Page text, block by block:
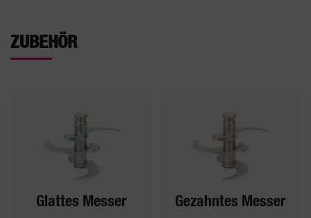
ZUBEHÖR
Glattes Messer Gezahntes Messer